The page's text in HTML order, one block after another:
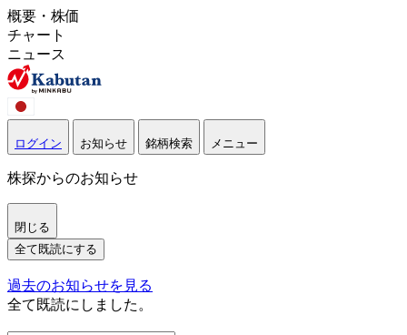
概要・株価
チャート
ニュース
ログイン お知らせ 銘柄検索 メニュー
株探からのお知らせ
閉じる
全て既読にする
過去のお知らせを見る
全て既読にしました。